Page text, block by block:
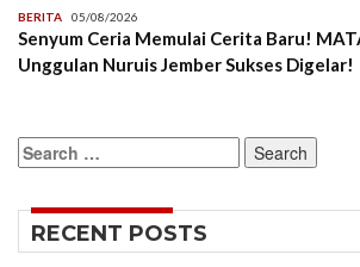
BERITA 05/08/2026
Senyum Ceria Memulai Cerita Baru!
Unggulan Nuruis Jember Sukses Digelar!
Search
for:
RECENT POSTS